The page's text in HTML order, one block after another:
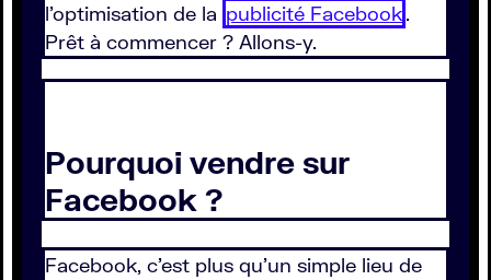
l'optimisation de la publicité Facebook.
Prêt à commencer ? Allons-y.
Pourquoi vendre sur
Facebook ?
Facebook, c'est plus qu'un simple lieu de